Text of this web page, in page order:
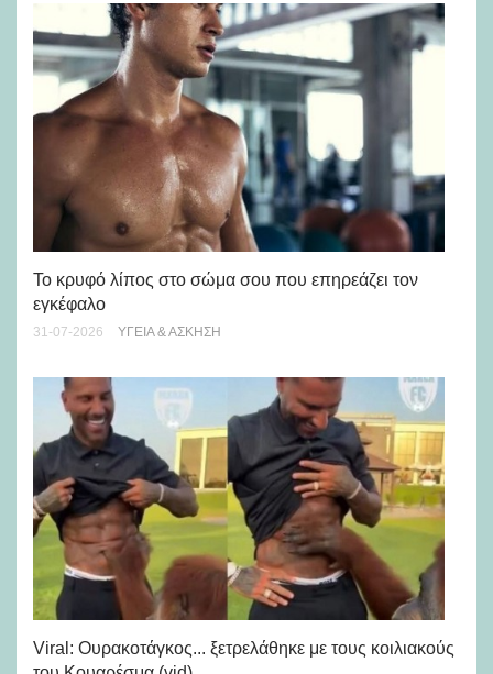
Το κρυφό λίπος στο σώμα σου που επηρεάζει τον
εγκέφαλο
31-07-2026 ΥΓΕΊΑ & ΆΣΚΗΣΗ
Viral: Ουρακοτάγκος... ξετρελάθηκε με τους κοιλιακούς